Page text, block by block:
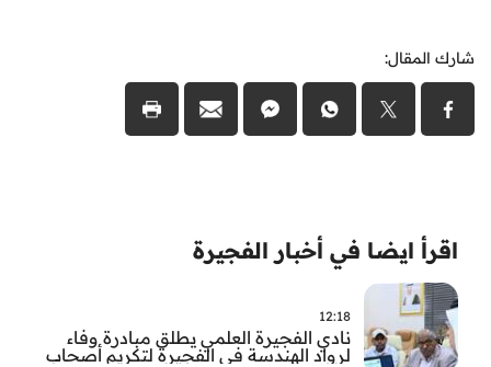
شارك المقال:
اقرأ ايضا في أخبار الفجيرة
12:18
نادي الفجيرة العلمي يطلق مبادرة وفاء
لرواد الهندسة في الفجيرة لتكريم أصحاب